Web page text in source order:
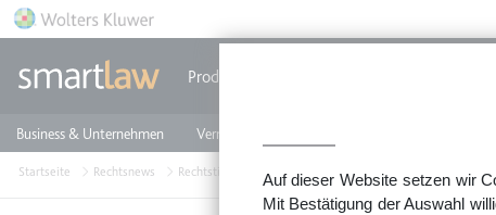
Auf dieser Website setzen wir
Mit Bestätigung der Auswahl
Direkt zum Inhalt
Produkte
Business & Unternehmen Vermieten & Immobilien
Startseite Rechtsnews Rechtstipps Familie & Privates Reisen & Urlaub